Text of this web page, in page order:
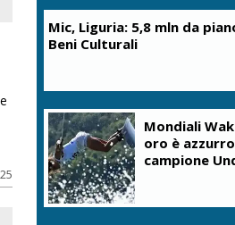
Mic, Liguria: 5,8 mln da
Beni Culturali
Mondiali
oro è
campione